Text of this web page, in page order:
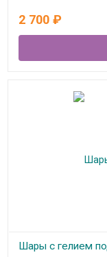
2 700 ₽
Шары с гелием